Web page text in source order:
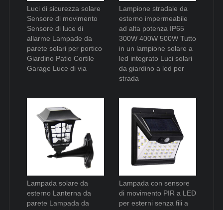
Luci di sicurezza solare
Sensore di movimento
Sensore di luce di
allarme Lampade da
parete solari per portico
Giardino Patio Cortile
Garage Luce di via
Lampione stradale da
esterno impermeabile
ad alta potenza IP65
300W 400W 500W Tutto
in un lampione solare a
led integrato Luci solari
da giardino a led per
strada
Lampada solare da
esterno Lanterna da
parete Lampada da
Lampada con sensore
di movimento PIR a LED
per esterni senza fili a